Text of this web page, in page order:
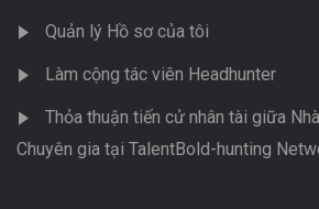
Quản lý Hồ sơ của tôi
Làm cộng tác viên Headhunter
Thỏa thuận tiến cử nhân tài giữa
Chuyên gia tại TalentBold-hunting